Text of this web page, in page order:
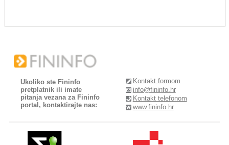
Ukoliko ste Fininfo
pretplatnik ili imate
pitanja vezana za Fininfo
portal, kontaktirajte nas:
Kontakt formom
info@fininfo.hr
Kontakt telefonom
www.fininfo.hr